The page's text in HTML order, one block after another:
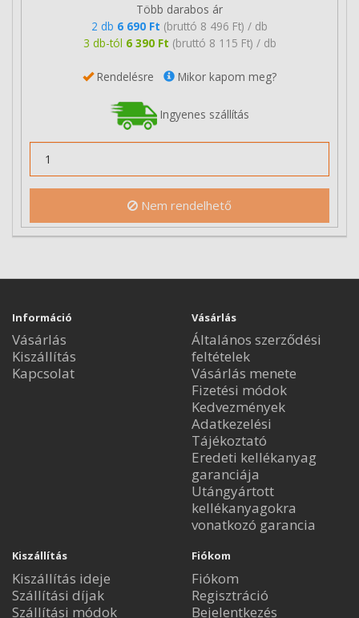
Több darabos ár
2 db 6 690 Ft (bruttó 8 496 Ft) / db
3 db-tól 6 390 Ft (bruttó 8 115 Ft) / db
Rendelésre Mikor kapom meg?
Ingyenes szállítás
Nem rendelhető
Információ
Vásárlás
Kiszállítás
Kapcsolat
Vásárlás
Általános szerződési
feltételek
Vásárlás menete
Fizetési módok
Kedvezmények
Adatkezelési
Tájékoztató
Eredeti kellékanyag
garanciája
Utángyártott
kellékanyagokra
vonatkozó garancia
Kiszállítás
Kiszállítás ideje
Szállítási díjak
Szállítási módok
Fiókom
Fiókom
Regisztráció
Bejelentkezés